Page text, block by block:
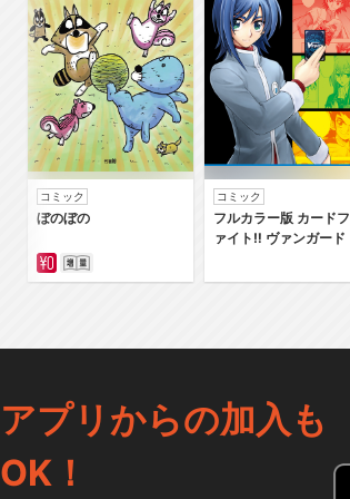
コミック
ぼのぼの
コミック
フルカラー版 カードフ
ァイト‼ ヴァンガード
アプリからの加入も
OK！